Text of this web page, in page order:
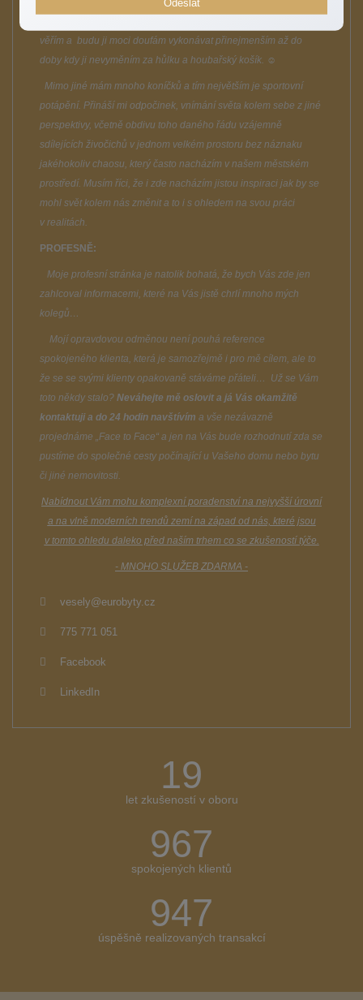
věřím a budu ji moci doufám vykonávat přinejmenším až do
doby kdy ji nevyměním za hůlku a houbařský košík.
☺
Mimo jiné mám mnoho koníčků a tím největším je sportovní
potápění. Přináší mi odpočinek, vnímání světa kolem sebe z jiné
perspektivy, včetně obdivu toho daného řádu vzájemně
sdílejících živočichů v jednom velkém prostoru bez náznaku
jakéhokoliv chaosu, který často nacházím v našem městském
prostředí. Musím říci, že i zde nacházím jistou inspiraci jak by se
mohl svět kolem nás změnit a to i s ohledem na svou práci
v realitách.
PROFESNĚ:
Moje profesní stránka je natolik bohatá, že bych Vás zde jen
zahlcoval informacemi, které na Vás jistě chrlí mnoho mých
kolegů…
Mojí opravdovou odměnou není pouhá reference
spokojeného klienta, která je samozřejmě i pro mě cílem, ale to
že se se svými klienty opakovaně stáváme přáteli… Už se Vám
toto někdy stalo? Neváhejte mě oslovit a já Vás okamžitě
kontaktuji a do 24 hodin navštívím a vše nezávazně
projednáme
„Face to Face“ a jen na Vás bude rozhodnutí zda se
pustíme do společné cesty počínající u Vašeho domu nebo bytu
či jiné nemovitosti.
Nabídnout Vám mohu komplexní poradenství na nejvyšší úrovní
a na vlně moderních trendů zemí na západ od nás, které jsou
v tomto ohledu daleko před naším trhem co se zkušeností týče.
- MNOHO SLUŽEB ZDARMA -
vesely@eurobyty.cz
775 771 051
Facebook
LinkedIn
20
let zkušeností v oboru
1000+
spokojených klientů
980
úspěšně realizovaných transakcí